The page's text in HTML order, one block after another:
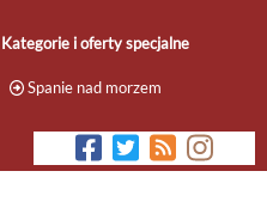
Kategorie i oferty specjalne
Spanie nad morzem